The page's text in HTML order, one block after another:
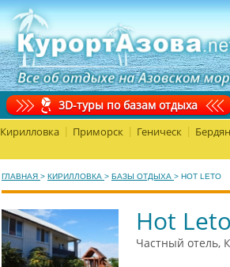
3D-туры по базам отдыха
Кирилловка Приморск Геническ
ГЛАВНАЯ > КИРИЛЛОВКА > БАЗЫ ОТДЫХА > HOT LETO
Hot Leto
Частный отель,